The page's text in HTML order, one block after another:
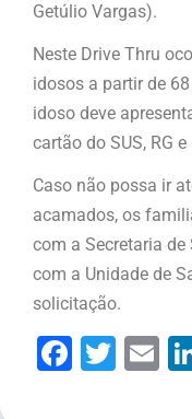
Getúlio Vargas).
Neste Drive Thru
idosos a partir de
idoso deve
cartão do SUS, RG e
Caso não possa ir
acamados, os
com a Secretaria
com a Unidade de
solicitação.